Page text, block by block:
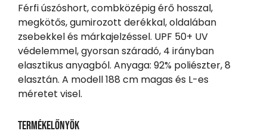
Férfi úszóshort, combközépig érő hosszal,
megkötős, gumirozott derékkal, oldalában
zsebekkel és márkajelzéssel. UPF 50+ UV
védelemmel, gyorsan száradó, 4 irányban
elasztikus anyagból. Anyaga: 92% poliészter, 8
elasztán. A modell 188 cm magas és L-es
méretet visel.
Termékelőnyök